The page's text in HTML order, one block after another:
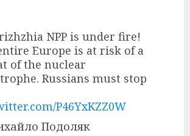
NPP is under fire!
Europe is at risk of a
of the nuclear
Russians must stop
P46YxKZZ0W
Подоляк